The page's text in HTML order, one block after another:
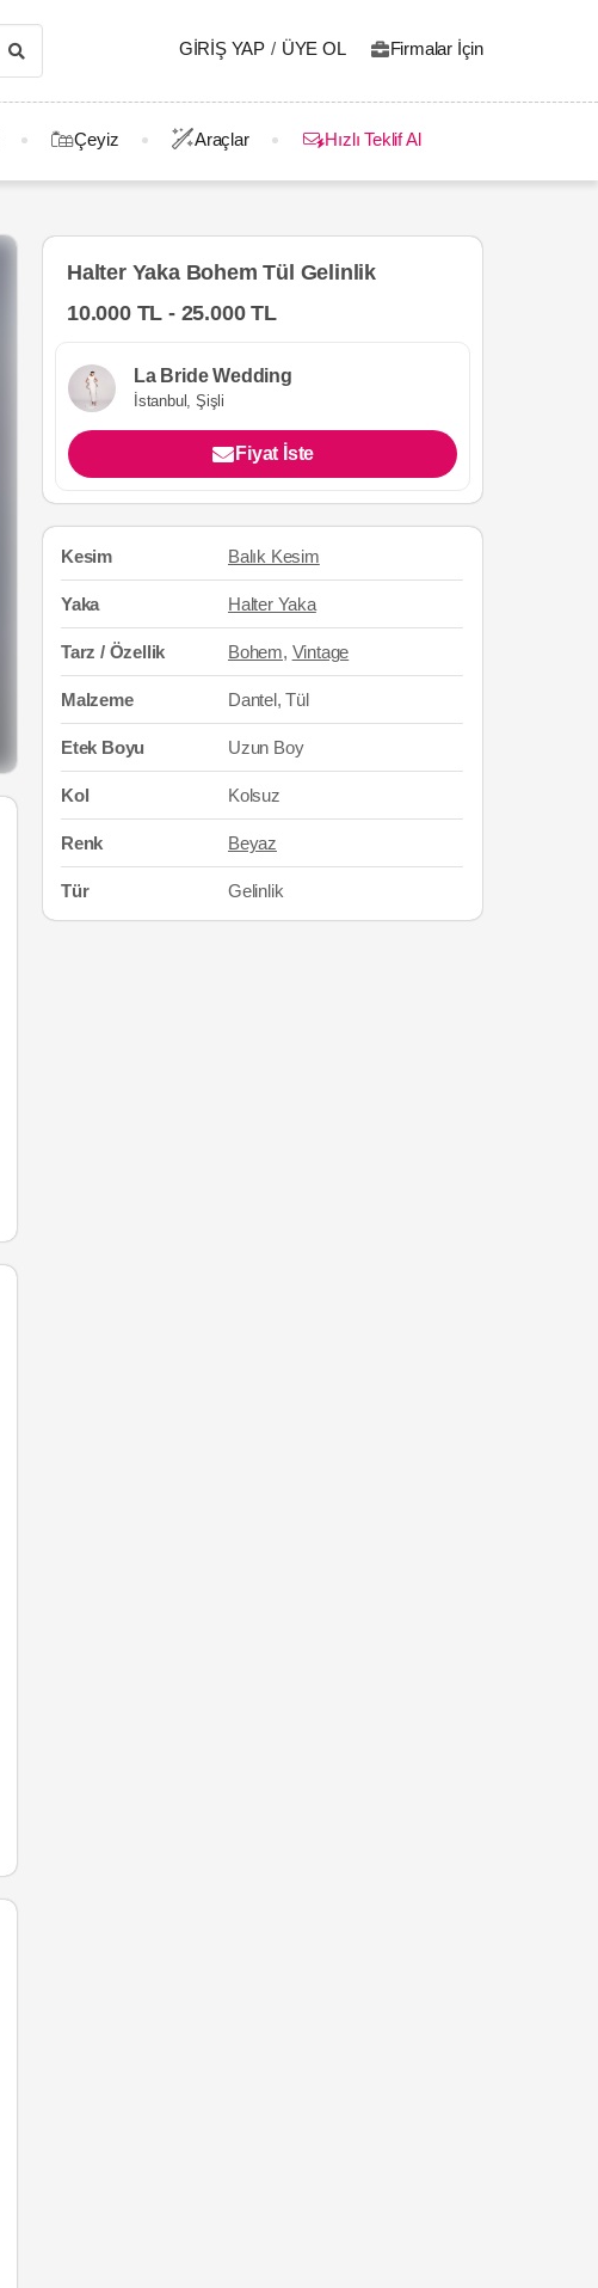
GIRIŞ YAP / ÜYE OL Firmalar İçin
Çeyiz Araçlar Hızlı Teklif Al
Halter Yaka Bohem Tül Gelinlik
10.000 TL - 25.000 TL
La Bride Wedding
İstanbul, Şişli
Fiyat İste
Kesim Balık Kesim
Yaka Halter Yaka
Tarz / Özellik Bohem, Vintage
Malzeme Dantel, Tül
Etek Boyu Uzun Boy
Kol Kolsuz
Renk Beyaz
Tür Gelinlik